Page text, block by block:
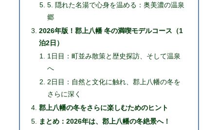
5. 隠れた名湯で心身を温める：奥美濃の温泉
郷
2026年版！郡上八幡 冬の満喫モデルコース（1
泊2日）
1日目：町並み散策と歴史探訪、そして温泉
へ
2日目：自然と文化に触れ、郡上八幡の冬を
さらに深く
郡上八幡の冬をさらに楽しむためのヒント
まとめ：2026年は、郡上八幡の冬絶景へ！